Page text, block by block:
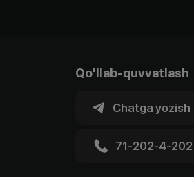
Qo'llab-quvvatlash
Chatga yozish
71-202-4-202